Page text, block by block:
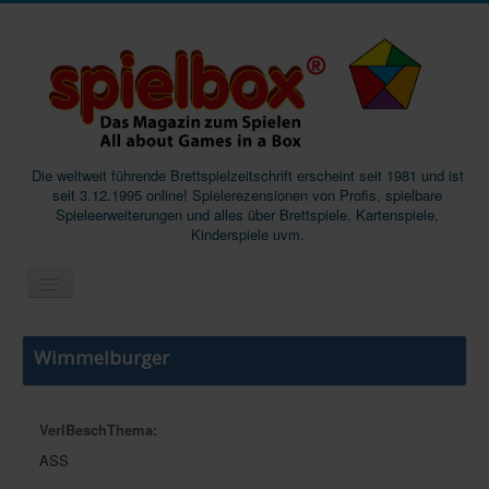
Die weltweit führende Brettspielzeitschrift erscheint seit 1981 und ist
seit 3.12.1995 online! Spielerezensionen von Profis, spielbare
Spieleerweiterungen und alles über Brettspiele, Kartenspiele,
Kinderspiele uvm.
Start
Wimmelburger
VerlBeschThema:
ASS